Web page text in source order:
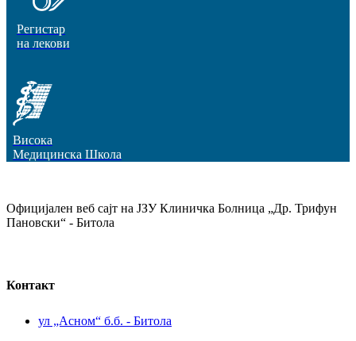
Регистар
на лекови
Висока
Медицинска Школа
Официјален веб сајт на ЈЗУ Клиничка Болница „Др. Трифун
Пановски“ - Битола
Контакт
ул „Асном“ б.б. - Битола